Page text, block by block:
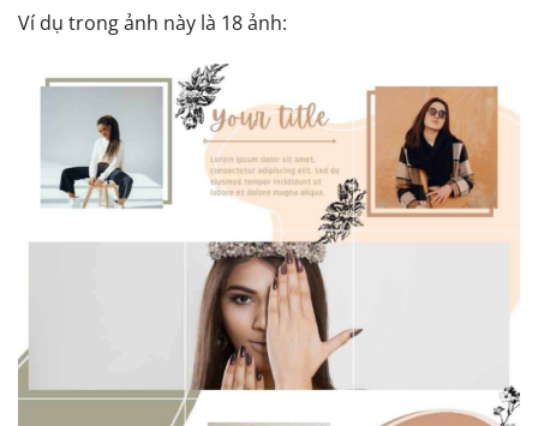
Ví dụ trong ảnh này là 18 ảnh: